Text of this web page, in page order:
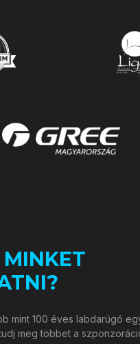
MINKET
mint 100 éves labdarúgó
meg többet a